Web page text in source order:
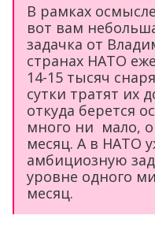
В рамках
вот вам
задачка от
странах НАТО
14-15 тысяч
сутки тратят их
откуда берется
много ни мало, о
месяц. А в НАТО
амбициозную
уровне одного
месяц.